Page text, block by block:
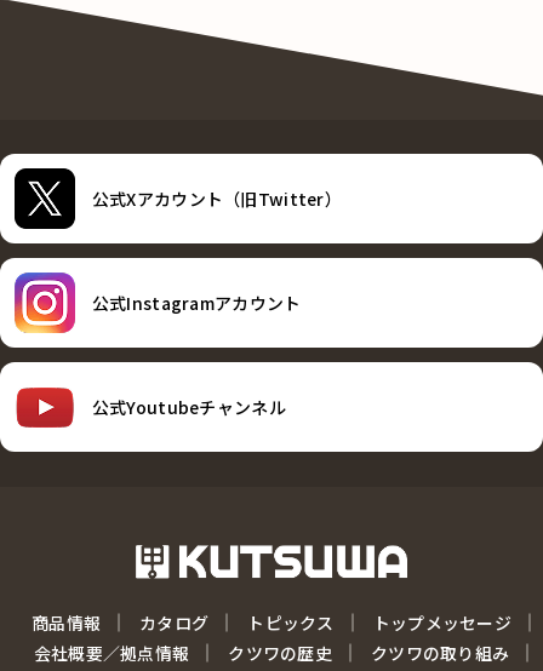
公式Xアカウント（旧Twitter）
公式Instagramアカウント
公式Youtubeチャンネル
商品情報 カタログ トピックス
トップメッセージ
会社概要／拠点情報
クツワの歴史
クツワの取り組み